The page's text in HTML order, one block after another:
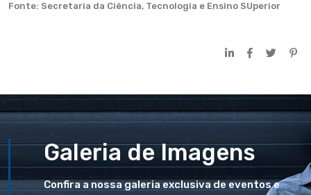
Fonte: Secretaria da Ciência, Tecnologia e Ensino SUperior
Galeria de Imagens
Confira a nossa galeria exclusiva de eventos e